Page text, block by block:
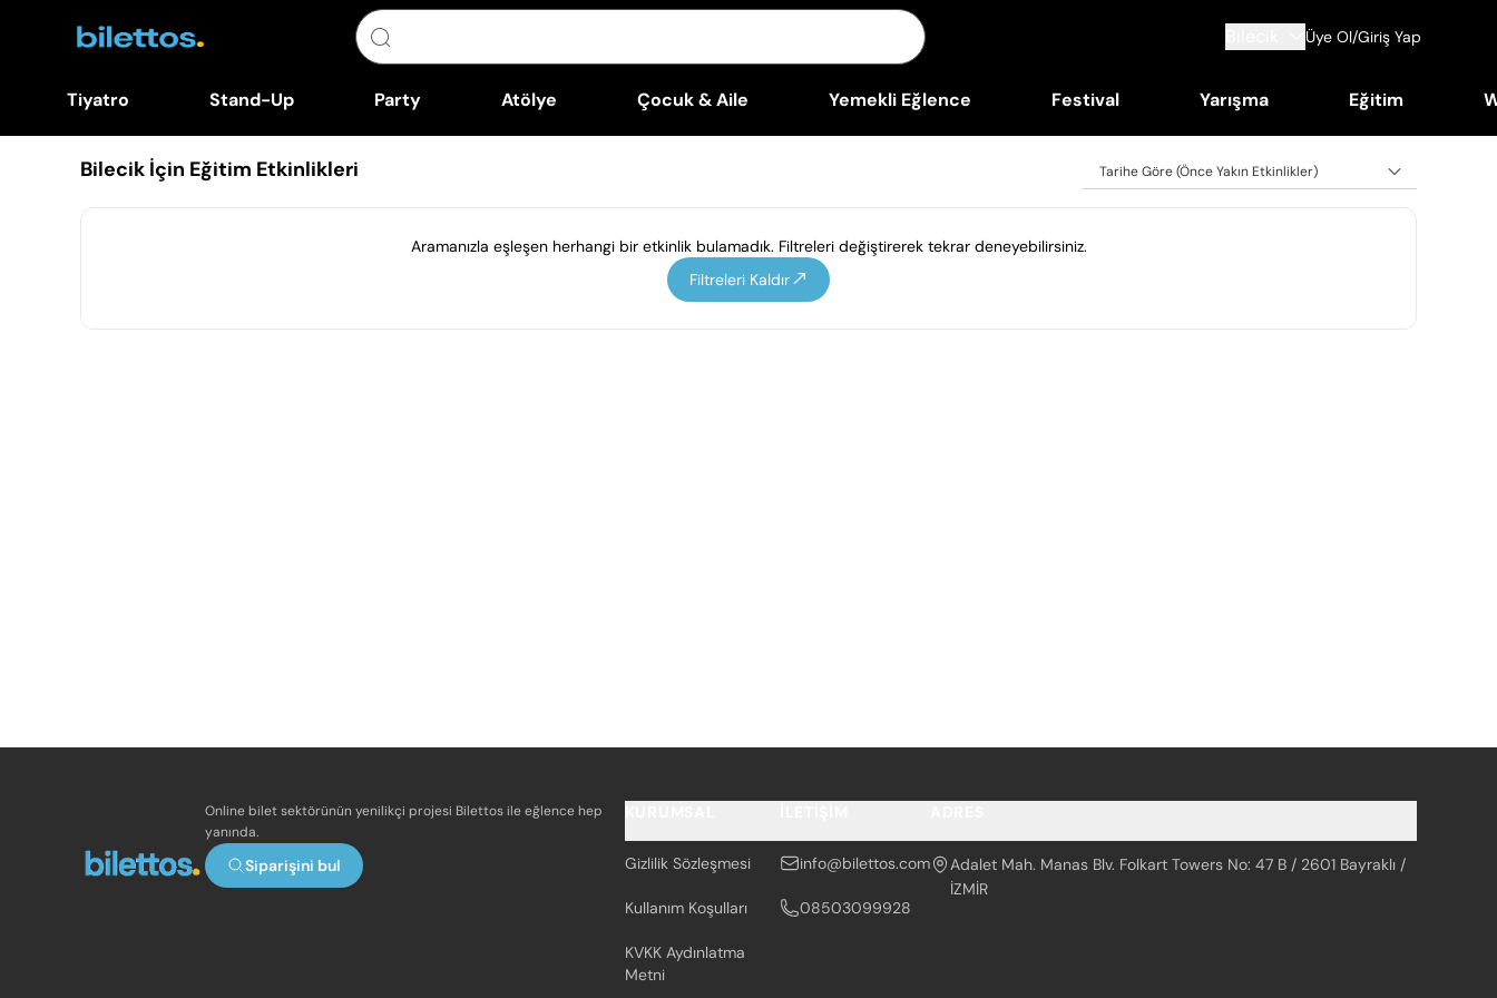
Üye Ol/Giriş Yap
Tiyatro Stand-Up Party Atölye Çocuk & Aile Yemekli Eğlence Festival Yarışma Eğitim
Bilecik İçin Eğitim Etkinlikleri Tarihe Göre (Önce Yakın Etkinlikler)
Aramanızla eşleşen herhangi bir etkinlik bulamadık. Filtreleri değiştirerek tekrar deneyebilirsiniz.
Filtreleri Kaldır
Online bilet sektörünün yenilikçi projesi Bilettos ile eğlence hep
yanında.
Siparişini bul Gizlilik Sözleşmesi
Kullanım Koşulları
KVKK Aydınlatma
Metni
info@bilettos.com
08503099928
Adalet Mah. Manas Blv. Folkart Towers No: 47 B / 2601 Bayraklı /
İZMİR